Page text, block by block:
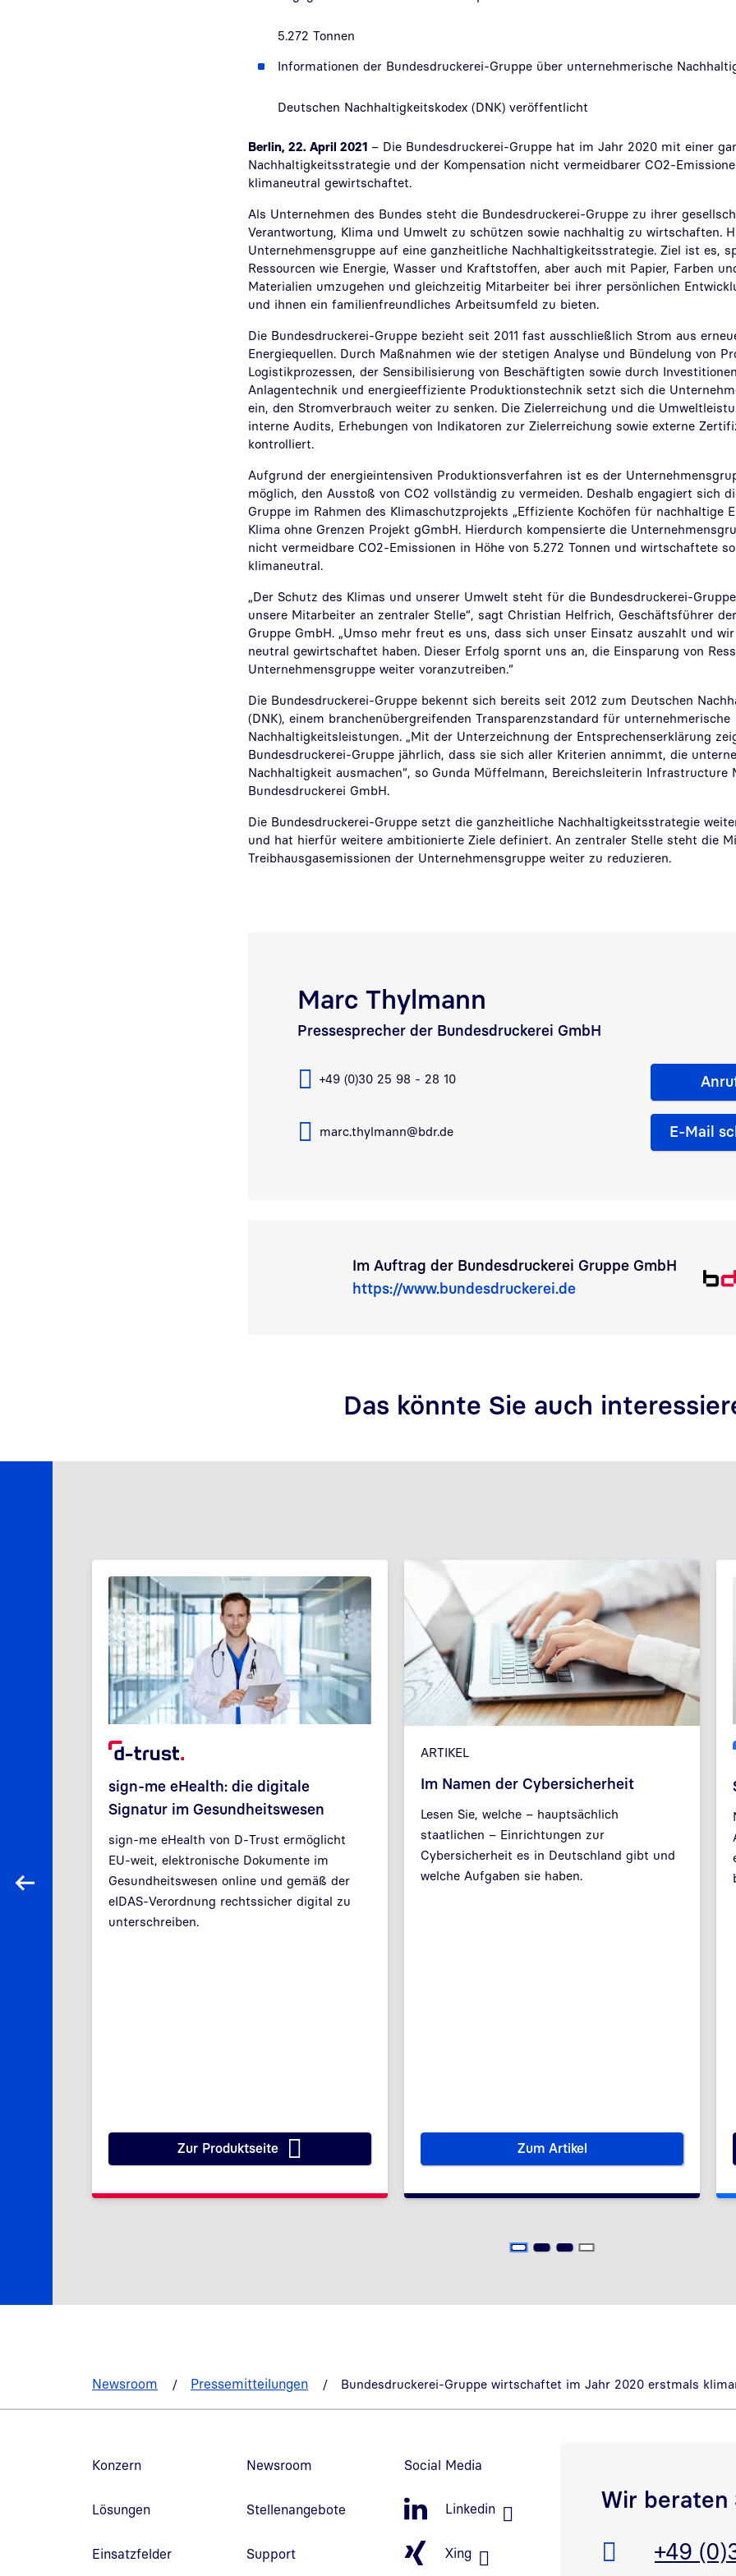
5.272 Tonnen
Informationen der Bundesdruckerei-Gruppe über unternehmerische
Deutschen Nachhaltigkeitskodex (DNK) veröffentlicht
Berlin, 22. April 2021 – Die Bundesdruckerei-Gruppe hat im Jahr 2020 mit einer
Nachhaltigkeitsstrategie und der Kompensation nicht vermeidbarer CO2-
klimaneutral gewirtschaftet.
Als Unternehmen des Bundes steht die Bundesdruckerei-Gruppe zu ihrer
Verantwortung, Klima und Umwelt zu schützen sowie nachhaltig zu wirtschaften.
Unternehmensgruppe auf eine ganzheitliche Nachhaltigkeitsstrategie. Ziel ist es,
Ressourcen wie Energie, Wasser und Kraftstoffen, aber auch mit Papier, Farben
Materialien umzugehen und gleichzeitig Mitarbeiter bei ihrer persönlichen
und ihnen ein familienfreundliches Arbeitsumfeld zu bieten.
Die Bundesdruckerei-Gruppe bezieht seit 2011 fast ausschließlich Strom aus
Energiequellen. Durch Maßnahmen wie der stetigen Analyse und Bündelung von
Logistikprozessen, der Sensibilisierung von Beschäftigten sowie durch
Anlagentechnik und energieeffiziente Produktionstechnik setzt sich die
ein, den Stromverbrauch weiter zu senken. Die Zielerreichung und die
interne Audits, Erhebungen von Indikatoren zur Zielerreichung sowie externe
kontrolliert.
Aufgrund der energieintensiven Produktionsverfahren ist es der
möglich, den Ausstoß von CO2 vollständig zu vermeiden. Deshalb engagiert sich
Gruppe im Rahmen des Klimaschutzprojekts „Effiziente Kochöfen für nachhaltige
Klima ohne Grenzen Projekt gGmbH. Hierdurch kompensierte die
nicht vermeidbare CO2-Emissionen in Höhe von 5.272 Tonnen und wirtschaftete
klimaneutral.
„Der Schutz des Klimas und unserer Umwelt steht für die Bundesdruckerei-
unsere Mitarbeiter an zentraler Stelle“, sagt Christian Helfrich, Geschäftsführer
Gruppe GmbH. „Umso mehr freut es uns, dass sich unser Einsatz auszahlt und
neutral gewirtschaftet haben. Dieser Erfolg spornt uns an, die Einsparung von
Unternehmensgruppe weiter voranzutreiben.“
Die Bundesdruckerei-Gruppe bekennt sich bereits seit 2012 zum Deutschen
(DNK), einem branchenübergreifenden Transparenzstandard für unternehmerische
Nachhaltigkeitsleistungen. „Mit der Unterzeichnung der Entsprechenserklärung
Bundesdruckerei-Gruppe jährlich, dass sie sich aller Kriterien annimmt, die
Nachhaltigkeit ausmachen“, so Gunda Müffelmann, Bereichsleiterin Infrastructure
Bundesdruckerei GmbH.
Die Bundesdruckerei-Gruppe setzt die ganzheitliche Nachhaltigkeitsstrategie
und hat hierfür weitere ambitionierte Ziele definiert. An zentraler Stelle steht die
Treibhausgasemissionen der Unternehmensgruppe weiter zu reduzieren.
Marc Thylmann
Pressesprecher der Bundesdruckerei GmbH
+49 (0)30 25 98 - 28 10
marc.thylmann@bdr.de E-Mail
Im Auftrag der Bundesdruckerei Gruppe GmbH
https://www.bundesdruckerei.de
Das könnte Sie auch
zu europäischen digitalen Identitäten
sign-me eHealth: die digitale
Signatur im Gesundheitswesen
sign-me eHealth von D-Trust ermöglicht
EU-weit, elektronische Dokumente im
Gesundheitswesen online und gemäß der
eIDAS-Verordnung rechtssicher digital zu
unterschreiben.
Zur Produktseitesign-me eHealth: die digitale Signatur im Gesundheitswesen
ARTIKEL
Im Namen der Cybersicherheit
Lesen Sie, welche – hauptsächlich
staatlichen – Einrichtungen zur
Cybersicherheit es in Deutschland gibt und
welche Aufgaben sie haben.
Zum ArtikelIm Namen der Cybersicherheit
Newsroom Pressemitteilungen Bundesdruckerei-Gruppe wirtschaftet im Jahr 2020 erstmals
Konzern
Lösungen
Einsatzfelder
Newsroom
Stellenangebote
Support
Social Media
Linkedin
Xing
Wir beraten
Telefon:
+49